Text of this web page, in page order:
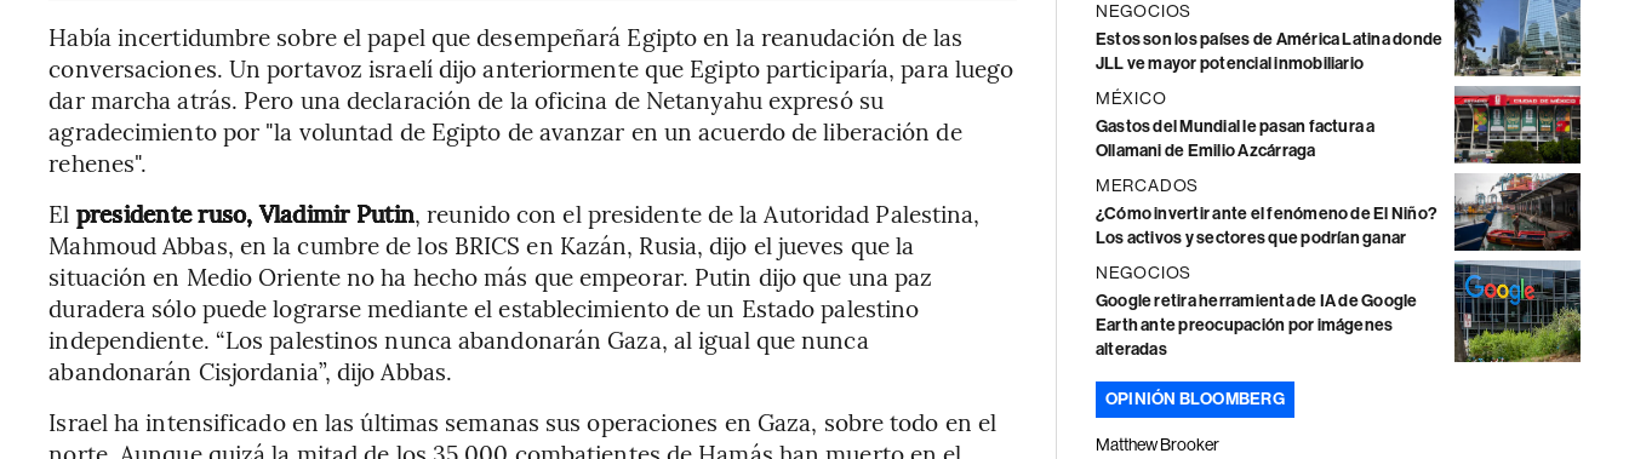
Había incertidumbre sobre el papel que desempeñará Egipto en la reanudación de las
conversaciones. Un portavoz israelí dijo anteriormente que Egipto participaría, para luego
dar marcha atrás. Pero una declaración de la oficina de Netanyahu expresó su
agradecimiento por "la voluntad de Egipto de avanzar en un acuerdo de liberación de
rehenes".
El presidente ruso, Vladimir Putin, reunido con el presidente de la Autoridad Palestina,
Mahmoud Abbas, en la cumbre de los BRICS en Kazán, Rusia, dijo el jueves que la
situación en Medio Oriente no ha hecho más que empeorar. Putin dijo que una paz
duradera sólo puede lograrse mediante el establecimiento de un Estado palestino
independiente. “Los palestinos nunca abandonarán Gaza, al igual que nunca
abandonarán Cisjordania”, dijo Abbas.
Israel ha intensificado en las últimas semanas sus operaciones en Gaza, sobre todo en el
NEGOCIOS
Estos son los países de América Latina donde
JLL ve mayor potencial inmobiliario
MÉXICO
Gastos del Mundial le pasan factura a
Ollamani de Emilio Azcárraga
MERCADOS
¿Cómo invertir ante el fenómeno de El Niño?
Los activos y sectores que podrían ganar
NEGOCIOS
Google retira herramienta de IA de Google
Earth ante preocupación por imágenes
alteradas
OPINIÓN BLOOMBERG
Matthew Brooker